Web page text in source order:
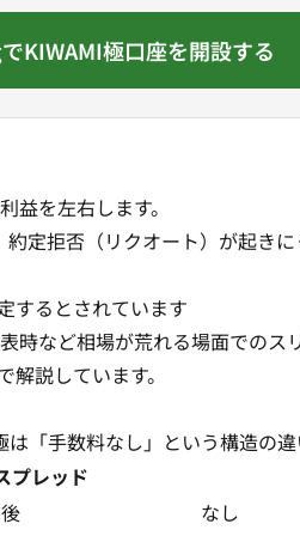
KIWAMI極口座を開設する
を左右します。
定拒否（リクオート）が起きに
するとされています
時など相場が荒れる場面でのス
解説しています。
「手数料なし」という構造の違
プレッド
なし